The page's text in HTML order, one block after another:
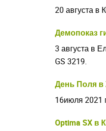
20 августа
Демопоказ
3 августа в
GS 3219.
День Поля
16июля 2021
Optima SX